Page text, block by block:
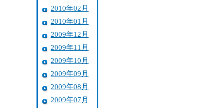
2010年02月
2010年01月
2009年12月
2009年11月
2009年10月
2009年09月
2009年08月
2009年07月